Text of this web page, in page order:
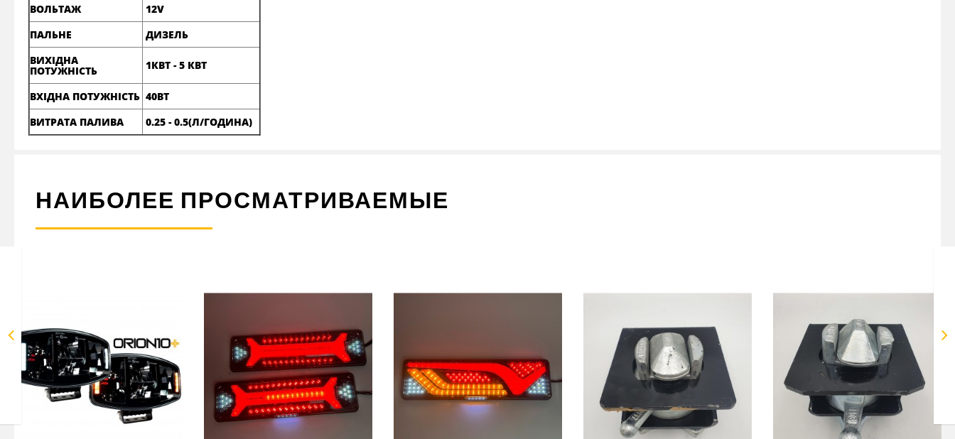
ВОЛЬТАЖ
12V
ПАЛЬНЕ
ДИЗЕЛЬ
ВИХІДНА
ПОТУЖНІСТЬ 1КВТ - 5 КВТ
ВХІДНА ПОТУЖНІСТЬ 40ВТ
ВИТРАТА ПАЛИВА
0.25 - 0.5(Л/ГОДИНА)
НАИБОЛЕЕ ПРОСМАТРИВАЕМЫЕ